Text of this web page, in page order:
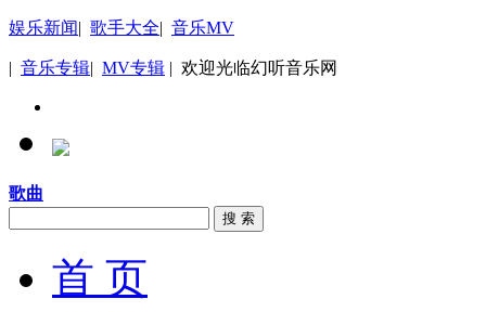
娱乐新闻| 歌手大全| 音乐MV
| 音乐专辑| MV专辑 | 欢迎光临幻听音乐网
歌曲
搜 索
首 页